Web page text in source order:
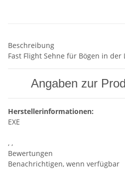
Beschreibung
Fast Flight Sehne für Bögen in der
Angaben zur
Herstellerinformationen:
EXE
, ,
Bewertungen
Benachrichtigen, wenn verfügbar